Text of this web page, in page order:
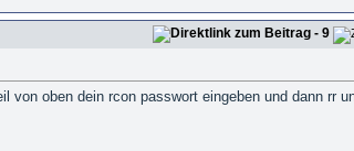
- 9
oben dein rcon passwort eingeben und dann rr